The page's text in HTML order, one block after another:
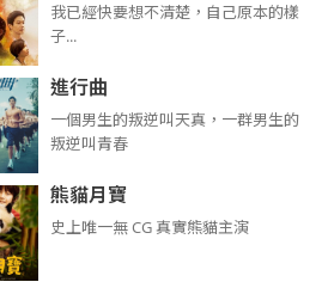
我已經快要想不清楚，自己原本的樣
子...
進行曲
​​​一個男生的叛逆叫天真，一群男生的
叛逆叫青春
熊貓月寶
史上唯一無 CG 真實熊貓主演